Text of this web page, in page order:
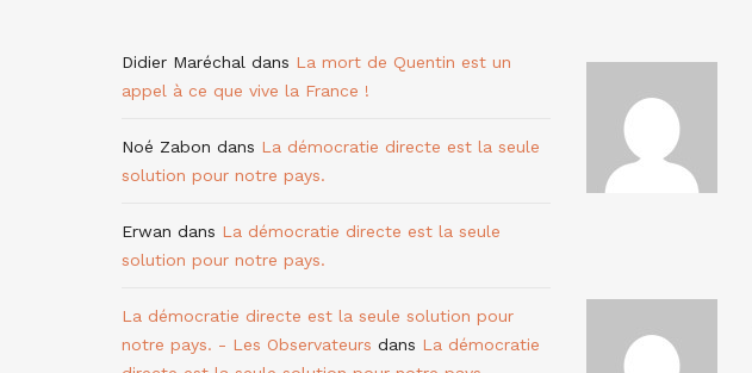
Didier Maréchal dans La mort de Quentin est un
appel à ce que vive la France !
Noé Zabon dans La démocratie directe est la seule
solution pour notre pays.
Erwan dans La démocratie directe est la seule
solution pour notre pays.
La démocratie directe est la seule solution pour
notre pays. - Les Observateurs dans La démocratie